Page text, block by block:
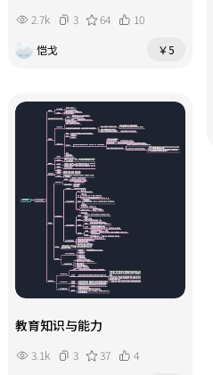
2.7k 3 64
10
恺戈
￥5
教育知识与能力
3.1k 3 37 4